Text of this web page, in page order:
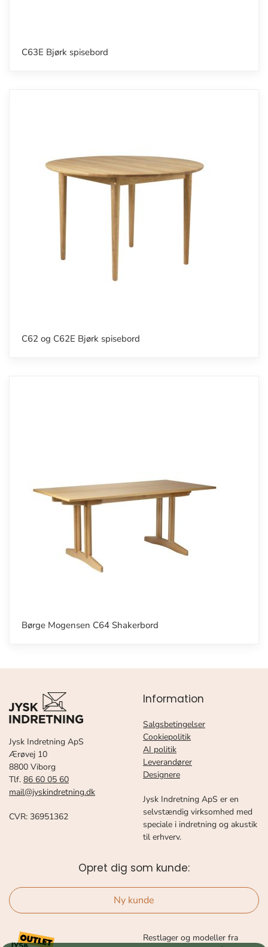
C63E Bjørk spisebord
C62 og C62E Bjørk spisebord
Børge Mogensen C64 Shakerbord
Jysk Indretning ApS
Ærøvej 10
8800 Viborg
Tlf. 86 60 05 60
mail@jyskindretning.dk
CVR: 36951362
Information
Salgsbetingelser
Cookiepolitik
AI politik
Leverandører
Designere
Jysk Indretning ApS er en
selvstændig virksomhed med
speciale i indretning og akustik
til erhverv.
Opret dig som kunde:
Ny kunde
Restlager og modeller fra